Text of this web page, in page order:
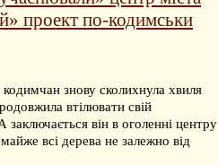
проект по-кодимськи
знову сколихнула хвиля
втілювати свій
він в оголенні центру
всі дерева не залежно від